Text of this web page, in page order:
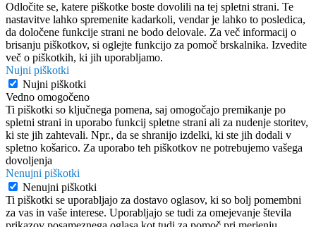
Odločite se, katere piškotke boste dovolili na tej spletni strani. Te
nastavitve lahko spremenite kadarkoli, vendar je lahko to posledica,
da določene funkcije strani ne bodo delovale. Za več informacij o
brisanju piškotkov, si oglejte funkcijo za pomoč brskalnika. Izvedite
več o piškotkih, ki jih uporabljamo.
Nujni piškotki
Nujni piškotki
Vedno omogočeno
Ti piškotki so ključnega pomena, saj omogočajo premikanje po
spletni strani in uporabo funkcij spletne strani ali za nudenje storitev,
ki ste jih zahtevali. Npr., da se shranijo izdelki, ki ste jih dodali v
spletno košarico. Za uporabo teh piškotkov ne potrebujemo vašega
dovoljenja
Nenujni piškotki
Nenujni piškotki
Ti piškotki se uporabljajo za dostavo oglasov, ki so bolj pomembni
za vas in vaše interese. Uporabljajo se tudi za omejevanje števila